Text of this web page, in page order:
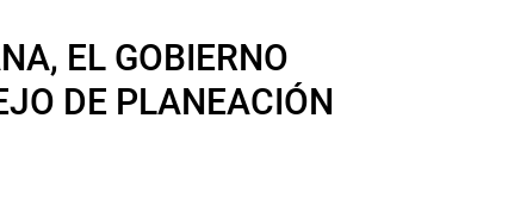
EL GOBIERNO
DE PLANEACIÓN